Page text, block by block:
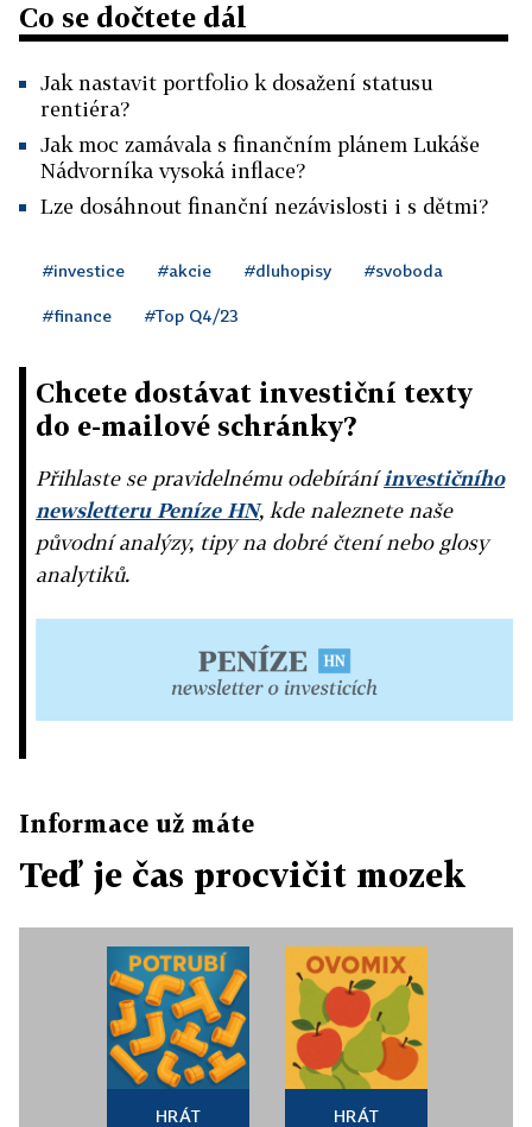
Co se dočtete dál
Jak nastavit portfolio k dosažení statusu
rentiéra?
Jak moc zamávala s finančním plánem Lukáše
Nádvorníka vysoká inflace?
Lze dosáhnout finanční nezávislosti i s dětmi?
#investice #akcie #dluhopisy #svoboda
#finance #Top Q4/23
Chcete dostávat investiční texty
do e-mailové schránky?
Přihlaste se pravidelnému odebíráníinvestičního
newsletteru Peníze HN, kde naleznete naše
původní analýzy, tipy na dobré čtení nebo glosy
analytiků.
Informace už máte
Teď je čas procvičit mozek
HRÁT HRÁT